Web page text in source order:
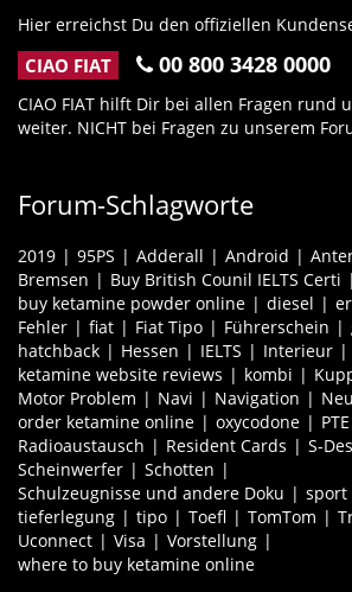
Hier erreichst Du den offiziellen
CIAO FIAT 00 800 3428 0000
CIAO FIAT hilft Dir bei allen Fragen rund
weiter. NICHT bei Fragen zu unserem
Forum-Schlagworte
2019 95PS Adderall Android
Bremsen
Buy British Counil IELTS Certi
buy ketamine powder online
diesel
Fehler
fiat Fiat Tipo Führerschein
hatchback
Hessen IELTS
Interieur
ketamine website reviews
kombi
Motor Problem
Navi Navigation
order ketamine online
oxycodone PTE
Radioaustausch
Resident Cards
S-
Scheinwerfer
Schotten
Schulzeugnisse und andere Doku
sport
tieferlegung
tipo Toefl TomTom
Uconnect
Visa
Vorstellung
where to buy ketamine online